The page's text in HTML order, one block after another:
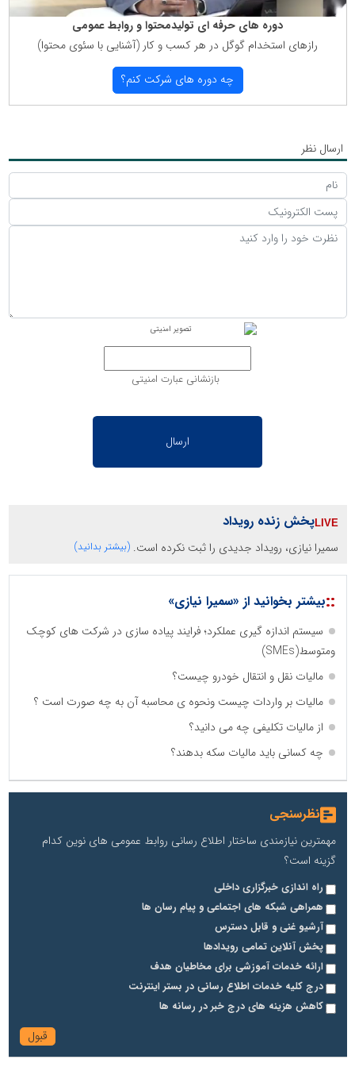
دوره های حرفه ای تولیدمحتوا و روابط عمومی
رازهای استخدام گوگل در هر كسب و كار (آشنایی با سئوی محتوا)
چه دوره های شركت كنم؟
ارسال نظر
بازنشانی عبارت امنیتی
پخش زنده رویداد
سمیرا نیازی، رویداد جدیدی را ثبت نکرده است. (بیشتر بدانید)
::بیشتر بخوانید از «سمیرا نیازی»
سیستم اندازه گیری عملکرد؛ فرایند پیاده سازی در شرکت های کوچک
ومتوسط(SMEs)
مالیات نقل و انتقال خودرو چیست؟
مالیات بر واردات چیست ونحوه ی محاسبه آن به چه صورت است ؟
از مالیات تکلیفی چه می دانید؟
چه کسانی باید مالیات سکه بدهند؟
نظرسنجی
مهمترین نیازمندی ساختار اطلاع رسانی روابط عمومی های نوین کدام
گزینه است؟
راه اندازی خبرگزاری داخلی
همراهی شبکه های اجتماعی و پیام رسان ها
آرشیو غنی و قابل دسترس
پخش آنلاین تمامی رویدادها
ارائه خدمات آموزشی برای مخاطیان هدف
درج کلیه خدمات اطلاع رسانی در بستر اینترنت
کاهش هزینه های درج خبر در رسانه ها